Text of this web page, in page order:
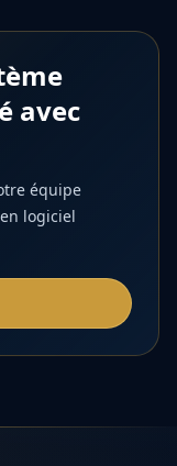
avec
équipe
logiciel